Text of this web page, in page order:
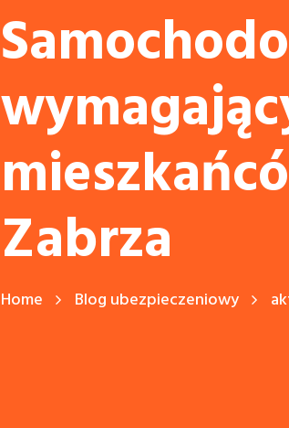
Zabrza
Home Blog ubezpieczeniowy